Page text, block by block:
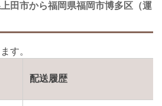
田市から福岡県福岡市博多区（運
配送履歴